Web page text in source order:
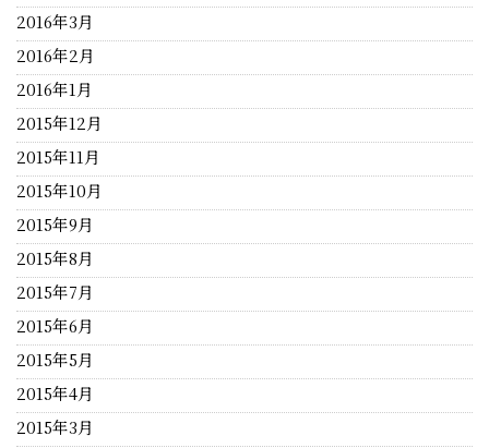
2016年3月
2016年2月
2016年1月
2015年12月
2015年11月
2015年10月
2015年9月
2015年8月
2015年7月
2015年6月
2015年5月
2015年4月
2015年3月